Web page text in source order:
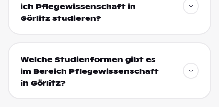
ich Pflegewissenschaft in
Görlitz studieren?
Welche Studienformen gibt es
im Bereich Pflegewissenschaft
in Görlitz?